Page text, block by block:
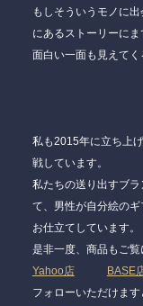
もしそういうモノに
にあるストーリーにま
面白い一面も見えてく
私も2015年に立ち上
戦しています。
私たちの送り出すブ
て、男性が自分絵の
お仕立てしています。
是非一度、商品もご覧
Yahoo店
BASE
フォローいただけます